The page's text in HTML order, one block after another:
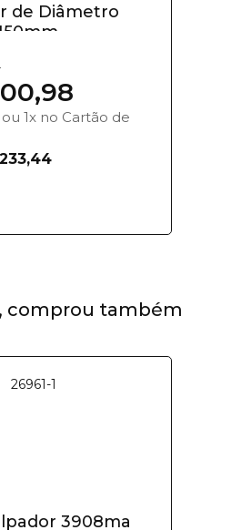
de Diâmetro
1x no Cartão de
comprou também
3908ma